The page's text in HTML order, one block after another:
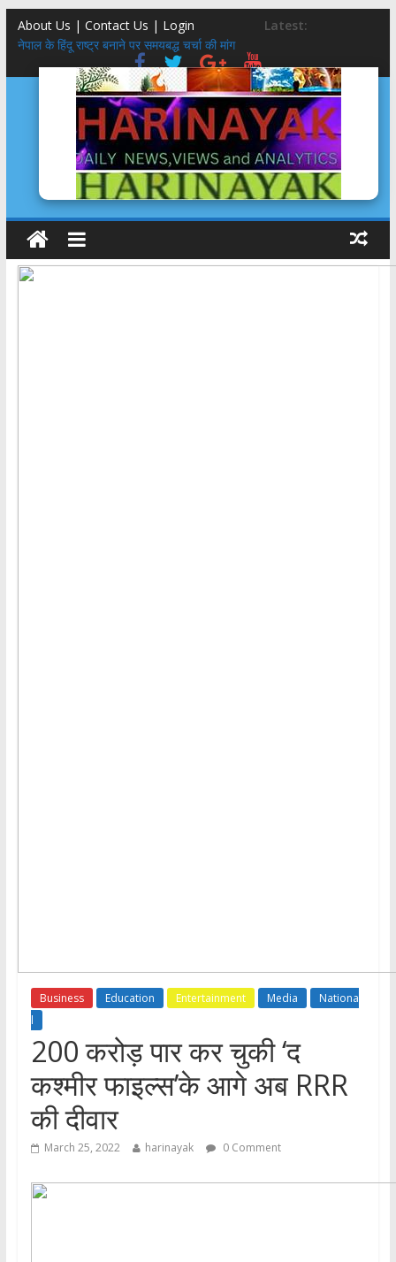
About Us | Contact Us | Login
Latest:
नेपाल के हिंदू राष्ट्र बनाने पर समयबद्ध चर्चा की मांग
राजस्थान की उप मुख्यमंत्री दिया कुमारी के नाना के नाम पर है देहरादून के ‘राजेंद्र
तमन्ना मलिक को बुर्के में कांवड़ लाने पर SDM कोर्ट से नोट‍िस, भरे 20-20 हज़ार के
पैसे लेकर प्रमोट क‍िया आपत्तिजनक कंटेंट, मार्क जुकरबर्ग ने मांगी माफी
हाथ-कलाई पर ‘ॐ’, महाकाल ….लस्ट जिहाद जाल में फंसी किशोरी मिली,आरोपित
Business Education Entertainment Media
Nationa
l
200 करोड़ पार कर चुकी ‘द
कश्मीर फाइल्स’के आगे अब RRR
की दीवार
March 25, 2022 harinayak 0 Comment